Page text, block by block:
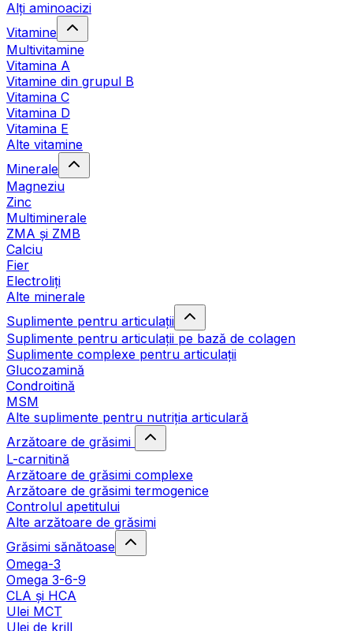
Alți aminoacizi
Vitamine
Multivitamine
Vitamina A
Vitamine din grupul B
Vitamina C
Vitamina D
Vitamina E
Alte vitamine
Minerale
Magneziu
Zinc
Multiminerale
ZMA și ZMB
Calciu
Fier
Electroliți
Alte minerale
Suplimente pentru articulații
Suplimente pentru articulații pe bază de colagen
Suplimente complexe pentru articulații
Glucozamină
Condroitină
MSM
Alte suplimente pentru nutriția articulară
Arzătoare de grăsimi
L-carnitină
Arzătoare de grăsimi complexe
Arzătoare de grăsimi termogenice
Controlul apetitului
Alte arzătoare de grăsimi
Grăsimi sănătoase
Omega-3
Omega 3-6-9
CLA şi HCA
Ulei MCT
Ulei de krill